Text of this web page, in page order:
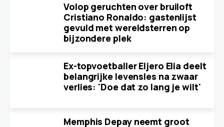
Volop geruchten over bruiloft
Cristiano Ronaldo: gastenlijst
gevuld met wereldsterren op
bijzondere plek
Ex-topvoetballer Eljero Elia deelt
belangrijke levensles na zwaar
verlies: 'Doe dat zo lang je wilt'
Memphis Depay neemt groot